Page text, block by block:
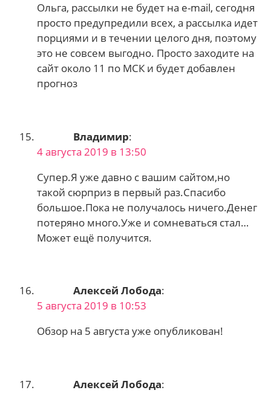
Ольга, рассылки не будет на e-mail, сегодня
просто предупредили всех, а рассылка идет
порциями и в течении целого дня, поэтому
это не совсем выгодно. Просто заходите на
сайт около 11 по МСК и будет добавлен
прогноз
Владимир:
4 августа 2019 в 13:50
Супер.Я уже давно с вашим сайтом,но
такой сюрприз в первый раз.Спасибо
большое.Пока не получалось ничего.Денег
потеряно много.Уже и сомневаться стал…
Может ещё получится.
Алексей Лобода:
5 августа 2019 в 10:53
Обзор на 5 августа уже опубликован!
Алексей Лобода: